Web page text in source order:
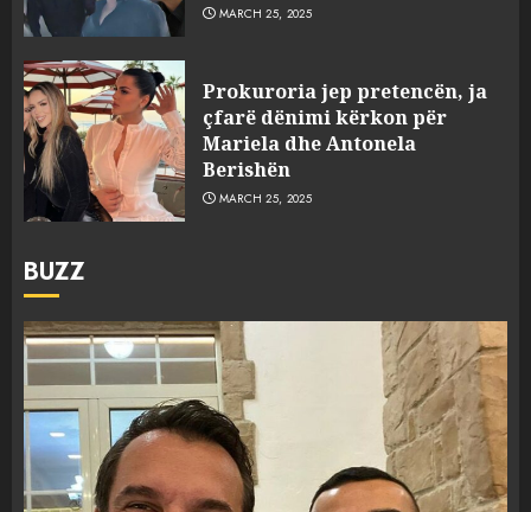
MARCH 25, 2025
Prokuroria jep pretencën, ja
çfarë dënimi kërkon për
Mariela dhe Antonela
Berishën
MARCH 25, 2025
BUZZ